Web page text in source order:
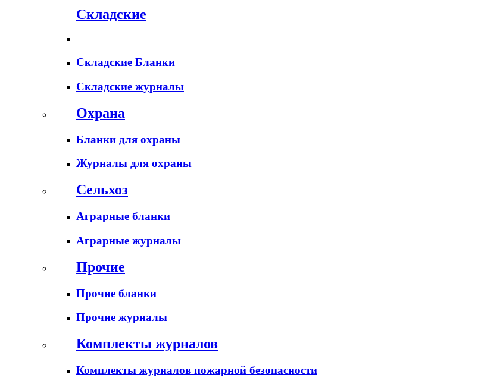
Складские
Складские Бланки
Складские журналы
Охрана
Бланки для охраны
Журналы для охраны
Сельхоз
Аграрные бланки
Аграрные журналы
Прочие
Прочие бланки
Прочие журналы
Комплекты журналов
Комплекты журналов пожарной безопасности